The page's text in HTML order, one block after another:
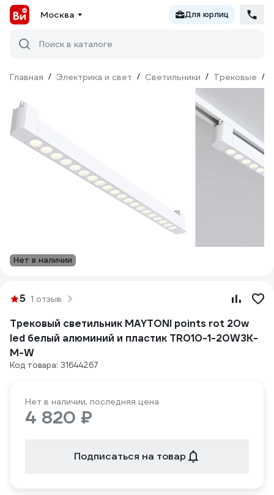
Москва Для юрлиц
Поиск в каталоге
Главная / Электрика и свет / Светильники / Трековые /
Нет в наличии
5 1 отзыв
Трековый светильник MAYTONI points rot 20w
led белый алюминий и пластик TR010-1-20W3K-
M-W
Код товара: 31644267
Нет в наличии, последняя цена
4 820 ₽
Подписаться на товар